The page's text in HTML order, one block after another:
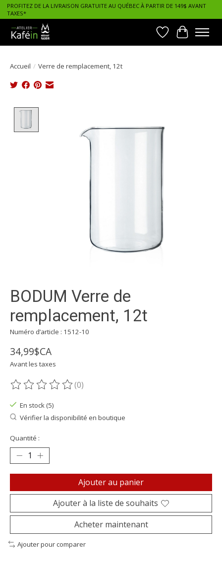
PROFITEZ DE LA LIVRAISON GRATUITE AU QUÉBEC À PARTIR DE 149$ AVANT
TAXES*
Liste dePanier
Accueil / Verre de remplacement, 12t
BODUM Verre de
remplacement, 12t
Numéro d’article : 1512-10
34,99$CA
Avant les taxes
Ce produit est évalué à
(0)
En stock (5)
Vérifier la disponibilité en boutique
Quantité :
Ajouter au panier
Ajouter à la liste de souhaits
Acheter maintenant
Ajouter pour comparer